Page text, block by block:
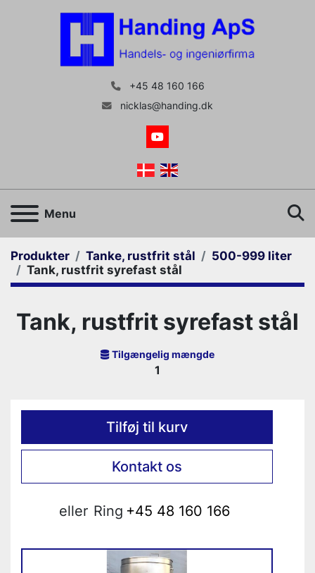
+45 48 160 166
nicklas@handing.dk
youtube
Menu
Produkter Tanke, rustfrit stål
500-999 liter
Tank, rustfrit syrefast stål
Tank, rustfrit syrefast stål
Tilgængelig mængde
1
Tilføj til kurv
Kontakt os
eller Ring +45 48 160 166